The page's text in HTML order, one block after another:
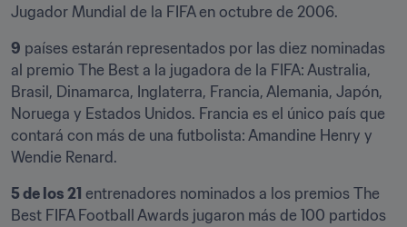
Jugador Mundial de la FIFA en octubre de 2006.
9 países estarán representados por las diez nominadas
al premio The Best a la jugadora de la FIFA: Australia,
Brasil, Dinamarca, Inglaterra, Francia, Alemania, Japón,
Noruega y Estados Unidos. Francia es el único país que
contará con más de una futbolista: Amandine Henry y
Wendie Renard.
5 de los 21 entrenadores nominados a los premios The
Best FIFA Football Awards jugaron más de 100 partidos